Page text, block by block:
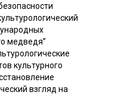
медведя”
культурного
взгляд на